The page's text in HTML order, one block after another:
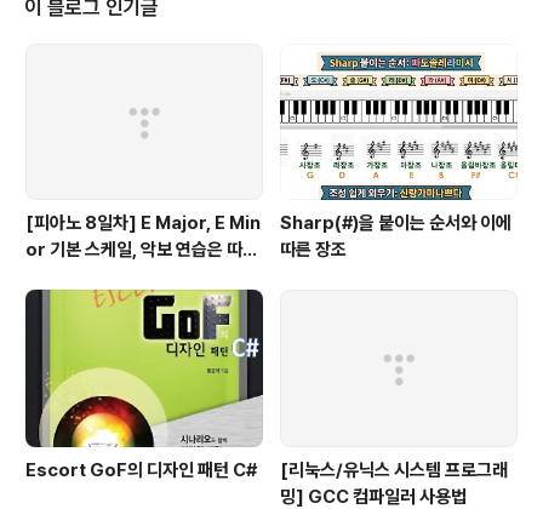
한 노드가 무엇인지에 따라 처리를 다르게 해야 할 때가 많습니다. XmlRe..
이 블로그 인기글
[피아노 8일차] E Major, E Min
or 기본 스케일, 악보 연습은 따라
Sharp(#)을 붙이는 순서와 이에
따른 장조
Escort GoF의 디자인 패턴 C#
[리눅스/유닉스 시스템 프로그래
밍] GCC 컴파일러 사용법